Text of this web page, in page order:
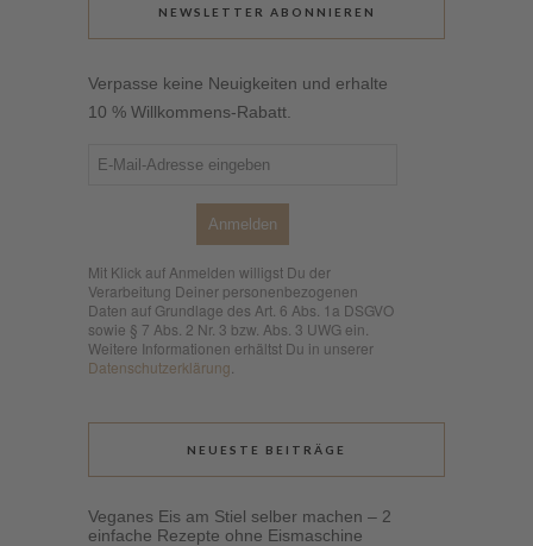
NEWSLETTER ABONNIEREN
Verpasse keine Neuigkeiten und erhalte
10 % Willkommens-Rabatt.
Anmelden
Mit Klick auf Anmelden willigst Du der
Verarbeitung Deiner personenbezogenen
Daten auf Grundlage des Art. 6 Abs. 1a DSGVO
sowie § 7 Abs. 2 Nr. 3 bzw. Abs. 3 UWG ein.
Weitere Informationen erhältst Du in unserer
Datenschutzerklärung
NEUESTE BEITRÄGE
Veganes Eis am Stiel selber machen – 2
einfache Rezepte ohne Eismaschine